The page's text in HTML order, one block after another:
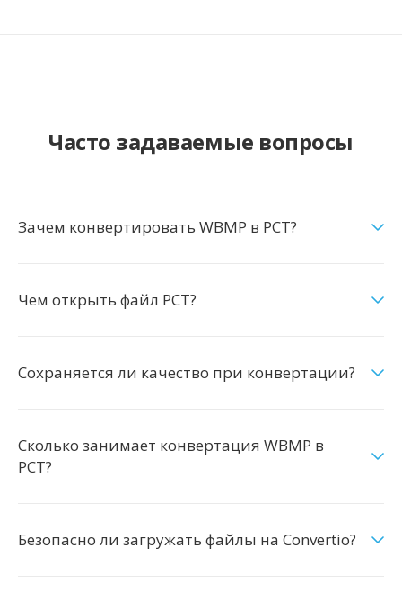
Часто задаваемые вопросы
Зачем конвертировать WBMP в PCT?
Чем открыть файл PCT?
Сохраняется ли качество при конвертации?
Сколько занимает конвертация WBMP в
PCT?
Безопасно ли загружать файлы на Convertio?